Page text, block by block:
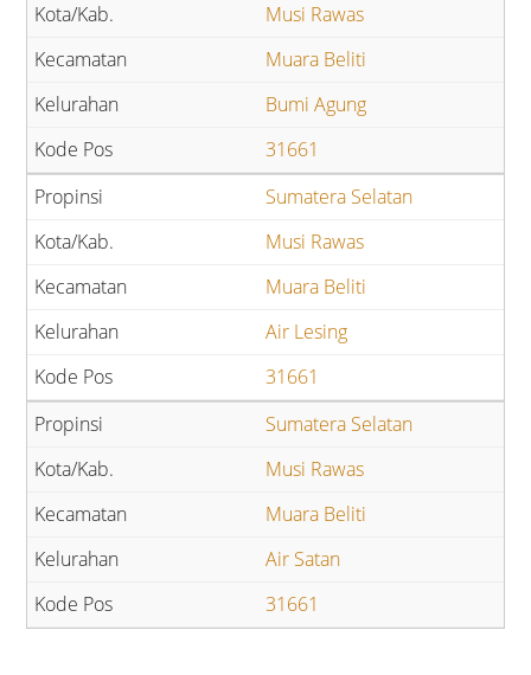
Musi Rawas
Muara Beliti
Bumi Agung
31661
Sumatera Selatan
Musi Rawas
Muara Beliti
Air Lesing
31661
Sumatera Selatan
Musi Rawas
Muara Beliti
Air Satan
31661